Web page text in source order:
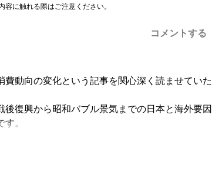
に触れる際はご注意ください。
コメントする
動向の変化という記事を関心深く読ませていた
復興から昭和バブル景気までの日本と海外要因
。
報道されましたが、日本の１９８２年初頭から
過熱していました。私はそのころ西ドイツに赴